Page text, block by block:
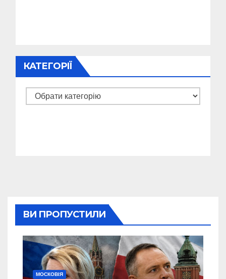
КАТЕГОРІЇ
Категорії
ВИ ПРОПУСТИЛИ
МОСКОВІЯ